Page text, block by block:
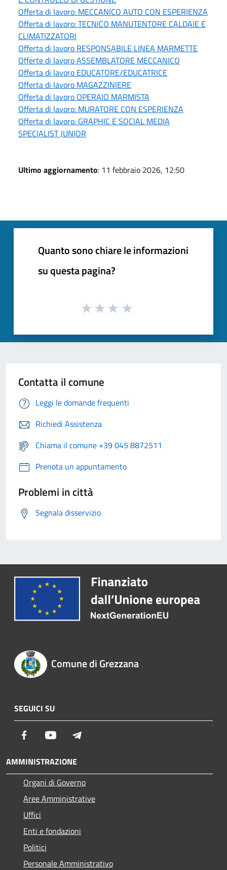
Offerta di lavoro: MECCANICO AUTO CON ESPERIENZA
Offerta di lavoro: TECNICO MANUTENTORE CALDAIE E
CLIMATIZZATORI
Offerta di lavoro RESPONSABILE LINEA MARMETTE
Offerte di lavoro ASSEMBLATORE MECCANICO
Offerta di lavoro EDUCATORE/EDUCATRICE
Offerta di lavoro MAGAZZINIERE
Offerta di lavoro OPERAIO MARMISTA
Offerta di lavoro: MURATORE CON ESPERIENZA
Offerta di lavoro: GRAPHIC E SOCIAL MEDIA
SPECIALIST JUNIOR
Ultimo aggiornamento: 11 febbraio 2026, 12:50
Quanto sono chiare le informazioni
su questa pagina?
Contatta il comune
Leggi le domande frequenti
Richiedi Assistenza
Chiama il comune +39 045 8872511
Prenota un appuntamento
Problemi in città
Segnala disservizio
Comune di Grezzana
SEGUICI SU
Facebook Youtube
AMMINISTRAZIONE
Organi di Governo
Aree Amministrative
Uffici
Enti e fondazioni
Politici
Personale Amministrativo